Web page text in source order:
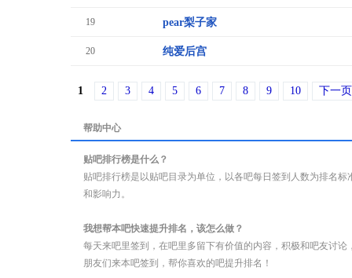
19 pear梨子家
20 纯爱后宫
1 2 3 4 5 6 7 8 9 10 下一页
帮助中心
贴吧排行榜是什么？
贴吧排行榜是以贴吧目录为单位，以各吧每日签到人数为排名
和影响力。
我想帮本吧快速提升排名，该怎么做？
每天来吧里签到，在吧里多留下有价值的内容，积极和吧友讨
朋友们来本吧签到，帮你喜欢的吧提升排名！